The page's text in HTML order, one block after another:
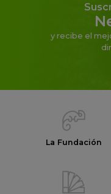
y recibe el
La Fundación